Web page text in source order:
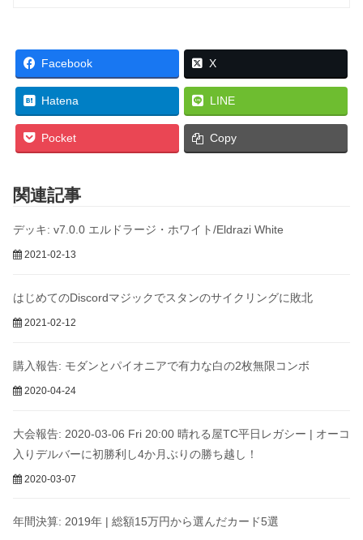
Facebook X
Hatena LINE
Pocket Copy
関連記事
デッキ: v7.0.0 エルドラージ・ホワイト/Eldrazi White
2021-02-13
はじめてのDiscordマジックでスタンのサイクリングに敗北
2021-02-12
購入報告: モダンとパイオニアで有力な白の2枚無限コンボ
2020-04-24
大会報告: 2020-03-06 Fri 20:00 晴れる屋TC平日レガシー | オーコ
入りデルバーに初勝利し4か月ぶりの勝ち越し！
2020-03-07
年間決算: 2019年 | 総額15万円から選んだカード5選